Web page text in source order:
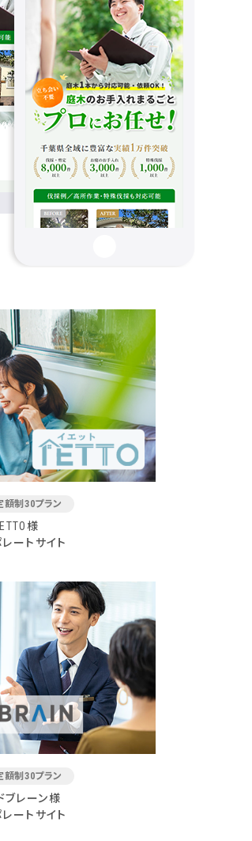
額制30プラン
IETTO様
ートサイト
額制30プラン
ブレーン様
ートサイト